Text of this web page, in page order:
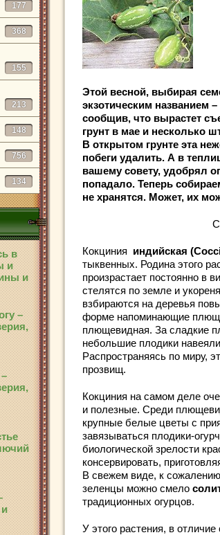
177
368
155
213
148
756
134
в
и
и
–
Этой весной, выбирая
экзотическим названием
сообщив, что вырастет
грунт в мае и несколько
В открытом грунте эта
побеги удалить. А в
вашему совету, удобрял
попадало. Теперь
не хранятся. Может, их
Кокциния индийская (
тыквенных. Родина этого
произрастает постоянно в
стелятся по земле и
взбираются на деревья
форме напоминающие
плющевидная. За сладкие
небольшие плодики
Распространяясь по миру,
прозвищ.
Кокциния на самом деле
и полезные. Среди
крупные белые цветы с
завязываться плодики-
биологической зрелости
консервировать,
В свежем виде, к
зеленцы можно смело
традиционных огурцов.
У этого растения, в